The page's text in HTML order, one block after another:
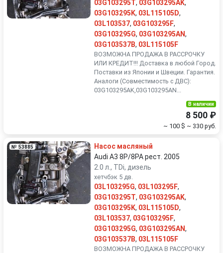
03G103295T, 03G103295AK,
03G103295K, 03L115105D,
03L103537, 03G103295F,
03G103295G, 03G103295AN,
03G103537B, 03L115105F
ВОЗМОЖНА ПРОДАЖА В РАССРОЧКУ
ИЛИ КРЕДИТ!!! Доставка в любой Город.
Поставки из Японии и Швеции. Гарантия.
Аналоги (Совместимость с ДВС):
03G103295AK,03G103295AN...
В наличии
8 500 ₽
~ 100 $ ~ 330 руб.
№ 53885
Насос масляный
Audi A3 8P/8PA рест. 2005
2.0 л., TDi, дизель
хетчбэк 5 дв.
03L103295G, 03L103295F,
03G103295T, 03G103295AK,
03G103295K, 03L115105D,
03L103537, 03G103295F,
03G103295G, 03G103295AN,
03G103537B, 03L115105F
ВОЗМОЖНА ПРОДАЖА В РАССРОЧКУ